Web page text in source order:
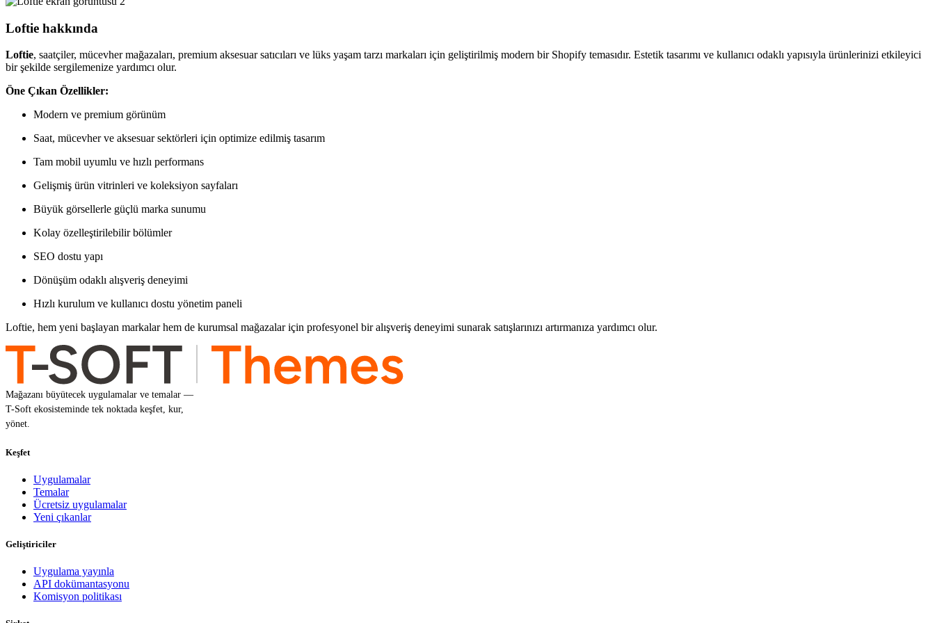
Loftie hakkında
Loftie, saatçiler, mücevher mağazaları, premium aksesuar satıcıları ve lüks yaşam tarzı markaları için geliştirilmiş modern bir Shopify temasıdır. Estetik tasarımı ve kullanıcı odaklı yapısıyla ürünlerinizi etkileyici
bir şekilde sergilemenize yardımcı olur.
Öne Çıkan Özellikler:
Modern ve premium görünüm
Saat, mücevher ve aksesuar sektörleri için optimize edilmiş tasarım
Tam mobil uyumlu ve hızlı performans
Gelişmiş ürün vitrinleri ve koleksiyon sayfaları
Büyük görsellerle güçlü marka sunumu
Kolay özelleştirilebilir bölümler
SEO dostu yapı
Dönüşüm odaklı alışveriş deneyimi
Hızlı kurulum ve kullanıcı dostu yönetim paneli
Loftie, hem yeni başlayan markalar hem de kurumsal mağazalar için profesyonel bir alışveriş deneyimi sunarak satışlarınızı artırmanıza yardımcı olur.
Mağazanı büyütecek uygulamalar ve temalar —
T-Soft ekosisteminde tek noktada keşfet, kur,
yönet.
Keşfet
Uygulamalar
Temalar
Ücretsiz uygulamalar
Yeni çıkanlar
Geliştiriciler
Uygulama yayınla
API dokümantasyonu
Komisyon politikası